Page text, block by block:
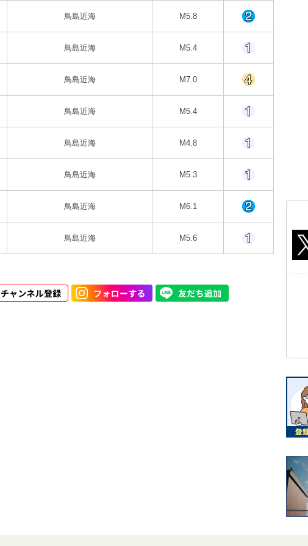
鳥島近海 M5.8
鳥島近海 M5.4
鳥島近海 M7.0
鳥島近海 M5.4
鳥島近海 M4.8
鳥島近海 M5.3
鳥島近海 M6.1
鳥島近海 M5.6